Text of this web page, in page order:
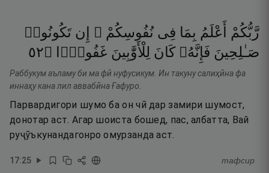
رَّبُّكُمْ أَعْلَمُ بِمَا فِى نُفُوسِكُمْ ۚ إِن تَكُونُوا۟
صَـٰلِحِينَ فَإِنَّهُۥ كَانَ لِلْأَوَّٰبِينَ غَفُورًۭا ۝٢٥
Раббукум аъламу би ма фӣ нуфусикум. Ин такуну салиҳӣна фа
иннаҳу кана лил аввабӣна Ғафуро.
Парвардигори шумо ба он чӣ дар замири шумост,
донотар аст. Агар шоиста бошед, пас, албатта, Вай
руҷӯъкунандагонро омурзанда аст.
17:25 тафсир